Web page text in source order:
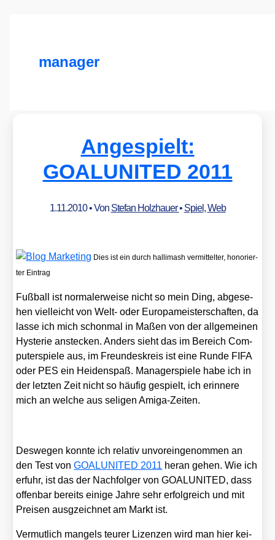
manager
Angespielt:
GOALUNITED 2011
1.11.2010• Von Stefan Holzhauer• Spiel,Web
Dies ist ein durch hal­li­ma­sh ver­mit­tel­ter, hono­rier­
ter Ein­trag
Fuß­ball ist nor­ma­ler­wei­se nicht so mein Ding, abge­se­
hen viel­leicht von Welt- oder Euro­pa­meis­ter­schaf­ten, da
las­se ich mich schon­mal in Maßen von der all­ge­mei­nen
Hys­te­rie anste­cken. Anders sieht das im Bereich Com­
pu­ter­spie­le aus, im Freun­des­kreis ist eine Run­de FIFA
oder PES ein Hei­den­spaß. Mana­ger­spie­le habe ich in
der letz­ten Zeit nicht so häu­fig gespielt, ich erin­ne­re
mich an wel­che aus seli­gen Ami­ga-Zei­ten.
Des­we­gen konn­te ich rela­tiv unvor­ein­ge­nom­men an
den Test vonGOALUNITED 2011 her­an gehen. Wie ich
erfuhr, ist das der Nach­fol­ger von GOALUNITED, dass
offen­bar bereits eini­ge Jah­re sehr erfolg­reich und mit
Prei­sen aus­gzeich­net am Markt ist.
Ver­mut­lich man­gels teu­rer Lizen­zen wird man hier kei­